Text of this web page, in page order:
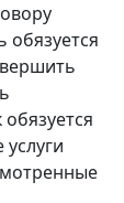
обязуется